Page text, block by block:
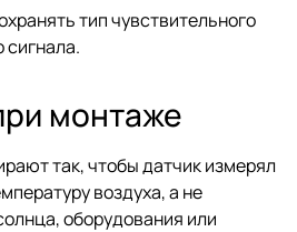
тип чувствительного
сигнала.
монтаже
так, чтобы датчик измерял
воздуха, а не
оборудования или